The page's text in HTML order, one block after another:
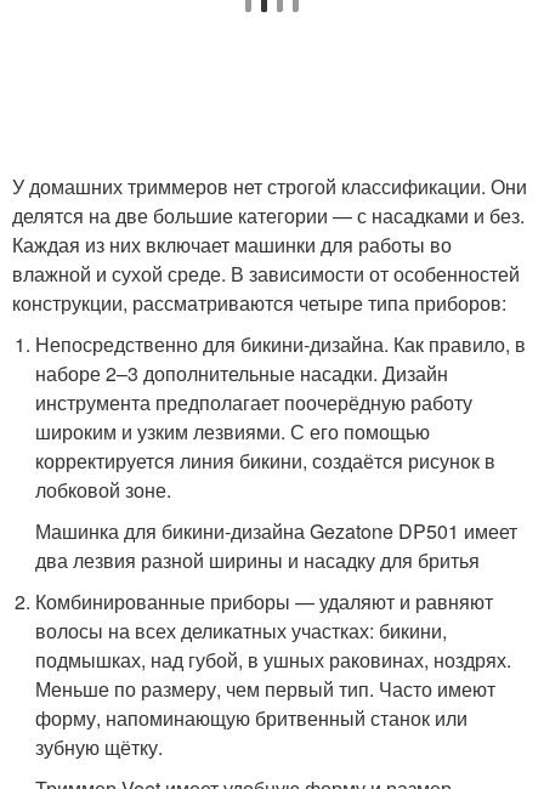
У домашних триммеров нет строгой классификации. Они
делятся на две большие категории — с насадками и без.
Каждая из них включает машинки для работы во
влажной и сухой среде. В зависимости от особенностей
конструкции, рассматриваются четыре типа приборов:
Непосредственно для бикини-дизайна. Как правило, в
наборе 2–3 дополнительные насадки. Дизайн
инструмента предполагает поочерёдную работу
широким и узким лезвиями. С его помощью
корректируется линия бикини, создаётся рисунок в
лобковой зоне.
Машинка для бикини-дизайна Gezatone DP501 имеет
два лезвия разной ширины и насадку для бритья
Комбинированные приборы — удаляют и равняют
волосы на всех деликатных участках: бикини,
подмышках, над губой, в ушных раковинах, ноздрях.
Меньше по размеру, чем первый тип. Часто имеют
форму, напоминающую бритвенный станок или
зубную щётку.